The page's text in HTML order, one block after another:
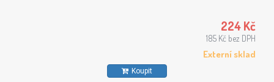
224 Kč
185 Kč bez DPH
Externí sklad
Koupit